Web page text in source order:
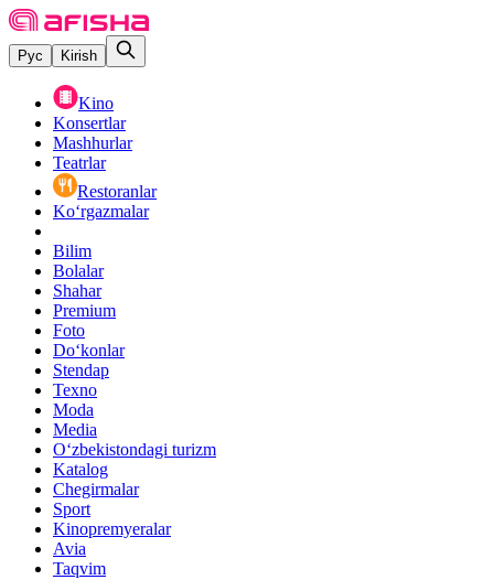
Рус Kirish
Kino
Konsertlar
Mashhurlar
Teatrlar
Restoranlar
Ko‘rgazmalar
Bilim
Bolalar
Shahar
Premium
Foto
Do‘konlar
Stendap
Texno
Moda
Media
O‘zbekistondagi turizm
Katalog
Chegirmalar
Sport
Kinopremyeralar
Avia
Taqvim